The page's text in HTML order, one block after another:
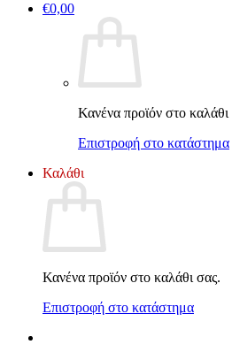
€0,00
Κανένα προϊόν στο καλάθι
Επιστροφή στο κατάστημα
Καλάθι
Κανένα προϊόν στο καλάθι σας.
Επιστροφή στο κατάστημα